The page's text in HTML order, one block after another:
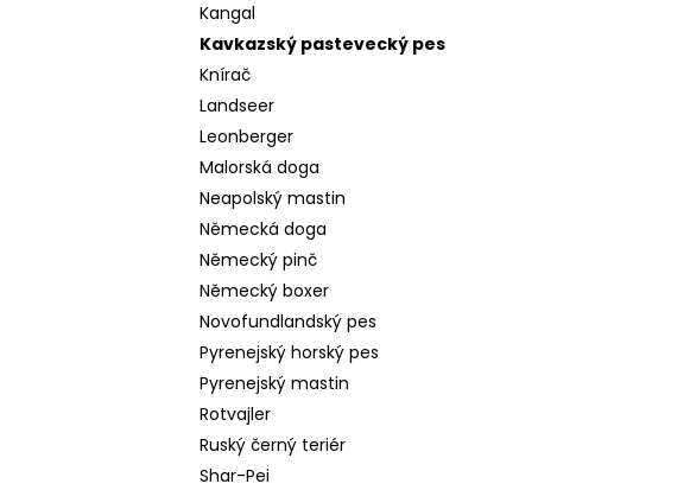
Kangal
Kavkazský pastevecký pes
Knírač
Landseer
Leonberger
Malorská doga
Neapolský mastin
Německá doga
Německý pinč
Německý boxer
Novofundlandský pes
Pyrenejský horský pes
Pyrenejský mastin
Rotvajler
Ruský černý teriér
Shar-Pei